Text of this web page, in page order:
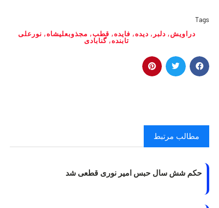
Tags
دراویش, دلبر , دیده, فایده, قطب, مجذوبعلیشاه, نورعلی
تابنده, گنابادی
مطالب مرتبط
حکم شش سال حبس امیر نوری قطعی شد